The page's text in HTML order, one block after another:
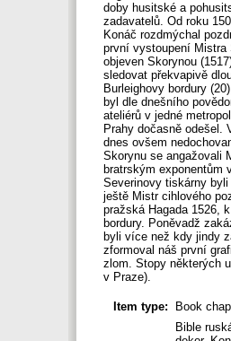
doby husitské a
zadavatelů. Od roku
Konáč rozdmýchal
první vystoupení Mistra
objeven Skorynou
sledovat překvapivě
Burleighovy bordury
byl dle dnešního
ateliérů v jedné
Prahy dočasně odešel.
dnes ovšem
Skorynu se angažovali
bratrským exponentům
Severinovy tiskárny
ještě Mistr cihlového
pražská Hagada 1526,
bordury. Poněvadž
byli více než kdy jindy
zformoval náš první
zlom. Stopy některých
v Praze).
Item type: Book
Bible